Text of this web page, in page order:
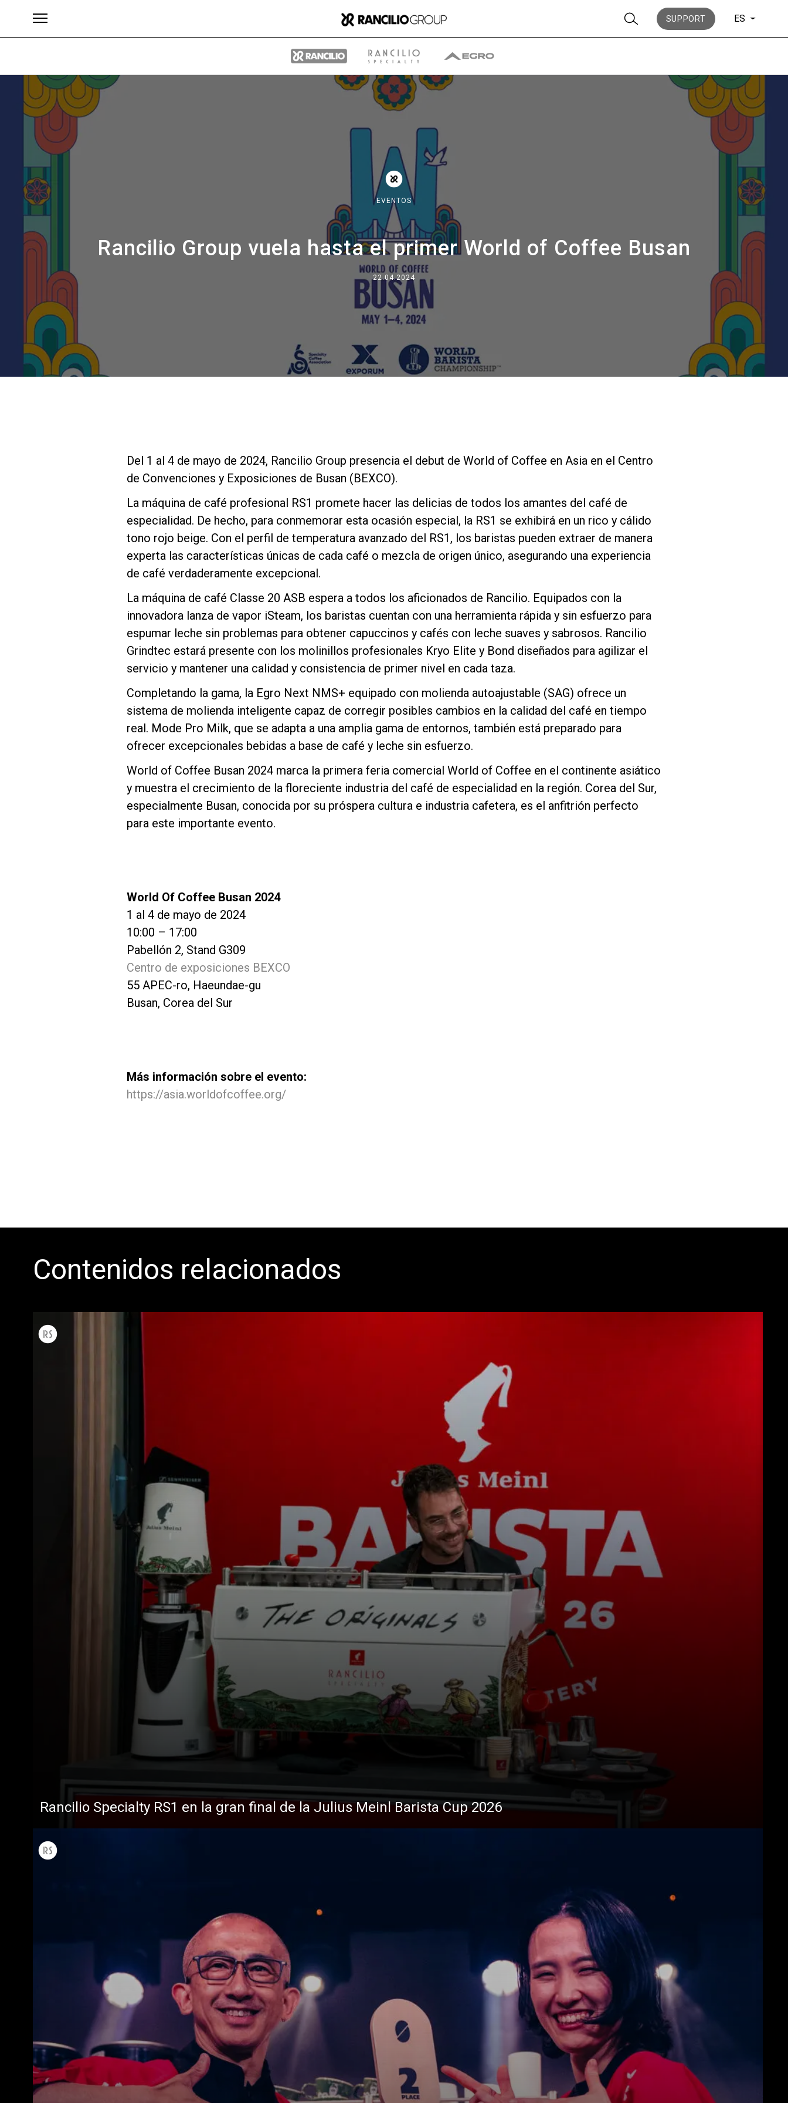
SUPPORT ES
EVENTOS
Rancilio Group vuela hasta el primer World of Coffee Busan
22.04.2024
Del 1 al 4 de mayo de 2024, Rancilio Group presencia el debut de World of Coffee en Asia en el Centro
de Convenciones y Exposiciones de Busan (BEXCO).
La máquina de café profesional RS1 promete hacer las delicias de todos los amantes del café de
especialidad. De hecho, para conmemorar esta ocasión especial, la RS1 se exhibirá en un rico y cálido
tono rojo beige. Con el perfil de temperatura avanzado del RS1, los baristas pueden extraer de manera
experta las características únicas de cada café o mezcla de origen único, asegurando una experiencia
de café verdaderamente excepcional.
La máquina de café Classe 20 ASB espera a todos los aficionados de Rancilio. Equipados con la
innovadora lanza de vapor iSteam, los baristas cuentan con una herramienta rápida y sin esfuerzo para
espumar leche sin problemas para obtener capuccinos y cafés con leche suaves y sabrosos. Rancilio
Grindtec estará presente con los molinillos profesionales Kryo Elite y Bond diseñados para agilizar el
servicio y mantener una calidad y consistencia de primer nivel en cada taza.
Completando la gama, la Egro Next NMS+ equipado con molienda autoajustable (SAG) ofrece un
sistema de molienda inteligente capaz de corregir posibles cambios en la calidad del café en tiempo
real. Mode Pro Milk, que se adapta a una amplia gama de entornos, también está preparado para
ofrecer excepcionales bebidas a base de café y leche sin esfuerzo.
World of Coffee Busan 2024 marca la primera feria comercial World of Coffee en el continente asiático
y muestra el crecimiento de la floreciente industria del café de especialidad en la región. Corea del Sur,
especialmente Busan, conocida por su próspera cultura e industria cafetera, es el anfitrión perfecto
para este importante evento.
World Of Coffee Busan 2024
1 al 4 de mayo de 2024
10:00 – 17:00
Pabellón 2, Stand G309
Centro de exposiciones BEXCO
55 APEC-ro, Haeundae-gu
Busan, Corea del Sur
Más información sobre el evento:
https://asia.worldofcoffee.org/
Contenidos relacionados
Rancilio Specialty RS1 en la gran final de la Julius Meinl Barista Cup 2026
Brands Group
Quiénes somos
Qué hacemos
Dónde estamos
Trabaja con nosotros
Nuestros
Sostenibilidad
Contacto
Política de Privacidad